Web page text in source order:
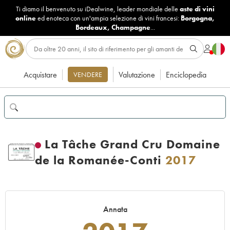
Ti diamo il benvenuto su iDealwine, leader mondiale delle aste di vini
onlineed enoteca con un'ampia selezione di vini francesi: Borgogna,
Bordeaux, Champagne...
Acquistare VENDERE Valutazione Enciclopedia
La Tâche Grand Cru Domaine
de la Romanée-Conti 2017
Annata